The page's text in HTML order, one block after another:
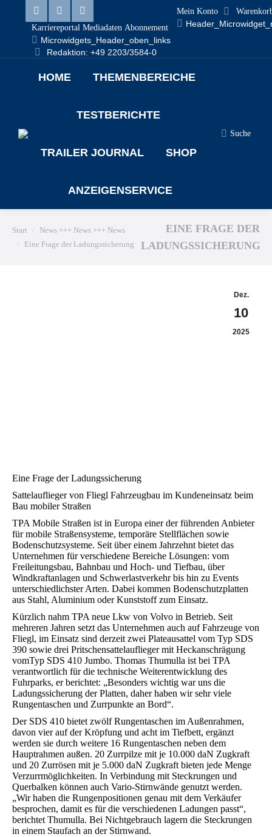
Linkedin
page
Facebook
page
X
page
Karriereportal Mediadaten Abonnement
Microwidgets_Header_oben_links
Redaktion: +49 2203/3584-0
Mein Konto
HOME THEMENBEREICHE
TESTBERICHTE
TRAILER JOURNAL SHOP
ANZEIGENSERVICE
Search:
Suche
Sie befinden sich hier:
Start
News +++ News +++ News
Eine Frage der Ladungssicherung
EINE FRAGE DER
LADUNGSSICHERUNG
Dez.
10
2025
Eine Frage der Ladungssicherung
Sattelauflieger von Fliegl Fahrzeugbau im Kundeneinsatz beim
Bau mobiler Straßen
TPA Mobile Straßen ist in Europa einer der führenden Anbieter
für mobile Straßensysteme, temporäre Stellflächen sowie
Bodenschutzsysteme. Seit über einem Jahrzehnt bietet das
Unternehmen für verschiedene Bereiche Lösungen: vom
Freileitungsbau, Bahnbau und Hoch- und Tiefbau, über
Windkraftanlagen und Schwerlastverkehr bis hin zu Events
unterschiedlichster Arten. Dabei kommen Bodenschutzplatten
aus Stahl, Aluminium oder Kunststoff zum Einsatz.
Kürzlich nahm TPA neue Lkw von Volvo in Betrieb. Seit
mehreren Jahren setzt das Unternehmen auch auf Fahrzeuge von
Fliegl, im Einsatz sind derzeit zwei Plateausattel vom Typ SDS
390 sowie drei Pritschensattelauflieger mit Heckanschrägung
vomTyp SDS 410 Jumbo. Thomas Thumulla ist bei TPA
verantwortlich für die technische Weiterentwicklung des
Fuhrparks, er berichtet: „Besonders wichtig war uns die
Ladungssicherung der Platten, daher haben wir sehr viele
Rungentaschen und Zurrpunkte an Bord“.
Der SDS 410 bietet zwölf Rungentaschen im Außenrahmen,
davon vier auf der Kröpfung und acht im Tiefbett, ergänzt
werden sie durch weitere 16 Rungentaschen neben dem
Hauptrahmen außen. 20 Zurrpilze mit je 10.000 daN Zugkraft
und 20 Zurrösen mit je 5.000 daN Zugkraft bieten jede Menge
Verzurrmöglichkeiten. In Verbindung mit Steckrungen und
Querbalken können auch Vario-Stirnwände genutzt werden.
„Wir haben die Rungenpositionen genau mit dem Verkäufer
besprochen, damit es für die verschiedenen Ladungen passt“,
berichtet Thumulla. Bei Nichtgebrauch lagern die Steckrungen
in einem Staufach an der Stirnwand.